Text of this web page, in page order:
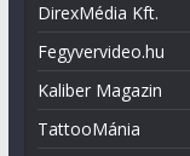
DirexMédia Kft.
Fegyvervideo.hu
Kaliber Magazin
TattooMánia